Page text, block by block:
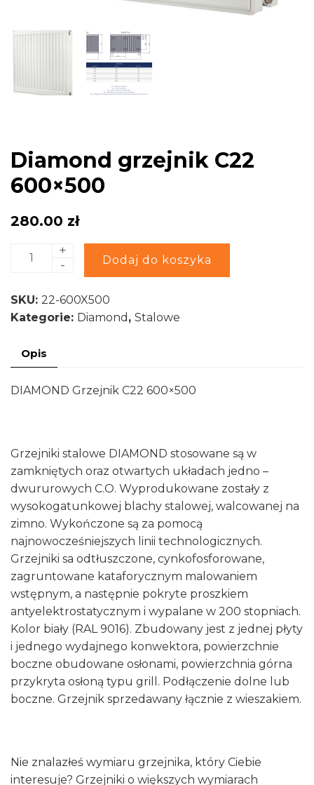
Diamond grzejnik C22
600×500
280.00 zł
ilość
C22
600x500
+
-
Dodaj do koszyka
Alternative:
SKU: 22-600X500
Kategorie: Diamond , Stalowe
Opis
DIAMOND Grzejnik C22 600×500
Grzejniki stalowe DIAMOND stosowane są w
zamkniętych oraz otwartych układach jedno –
dwururowych C.O. Wyprodukowane zostały z
wysokogatunkowej blachy stalowej, walcowanej na
zimno. Wykończone są za pomocą
najnowocześniejszych linii technologicznych.
Grzejniki sa odtłuszczone, cynkofosforowane,
zagruntowane kataforycznym malowaniem
wstępnym, a następnie pokryte proszkiem
antyelektrostatycznym i wypalane w 200 stopniach.
Kolor biały (RAL 9016). Zbudowany jest z jednej płyty
i jednego wydajnego konwektora, powierzchnie
boczne obudowane osłonami, powierzchnia górna
przykryta osłoną typu grill. Podłączenie dolne lub
boczne. Grzejnik sprzedawany łącznie z wieszakiem.
Nie znalazłeś wymiaru grzejnika, który Ciebie
interesuje? Grzejniki o większych wymiarach